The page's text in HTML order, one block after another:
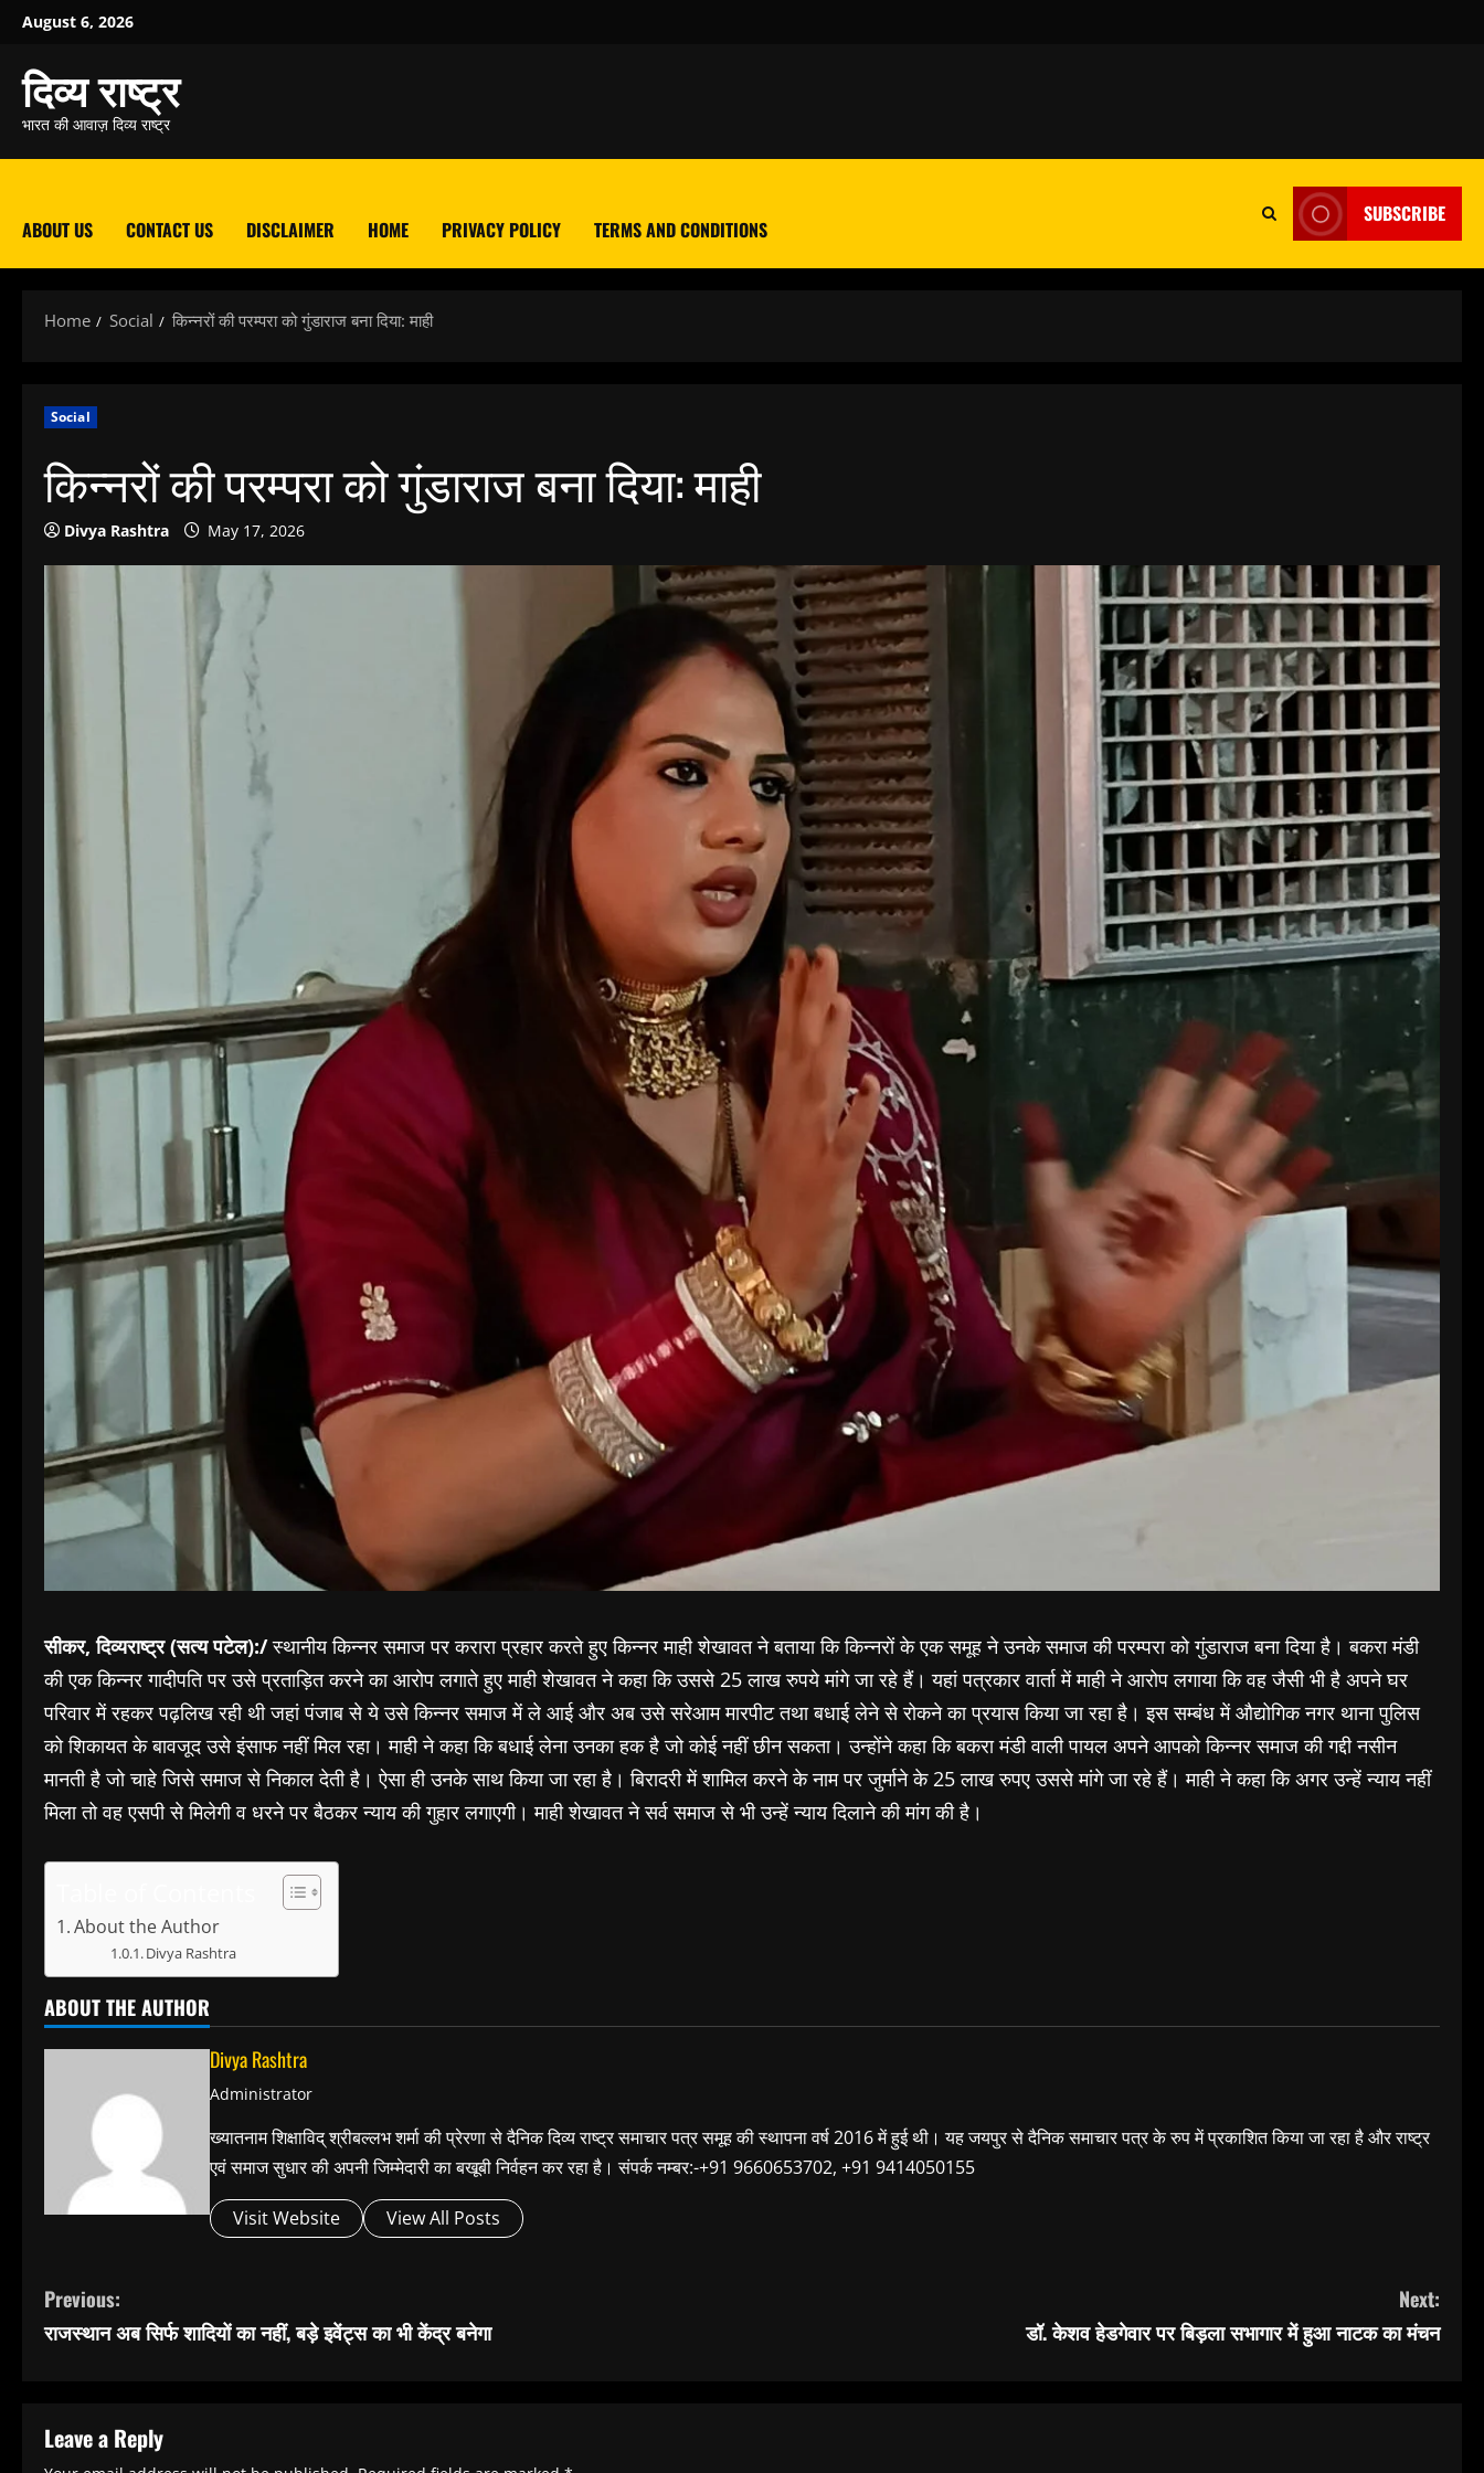
SkipAugust 6, 2026
दिव्य राष्ट्र
भारत की आवाज़ दिव्य राष्ट्र
ABOUT US CONTACT US DISCLAIMER HOME PRIVACY POLICY TERMS AND CONDITIONS
SUBSCRIBE
Home Social किन्नरों की परम्परा को गुंडाराज बना दिया: माही
Social
किन्नरों की परम्परा को गुंडाराज बना दिया: माही
Divya Rashtra May 17, 2026
सीकर, दिव्यराष्ट्र (सत्य पटेल):/स्थानीय किन्नर समाज पर करारा प्रहार करते हुए किन्नर माही शेखावत ने बताया कि किन्नरों के एक समूह ने उनके समाज की परम्परा को गुंडाराज बना दिया है। बकरा मंडी
की एक किन्नर गादीपति पर उसे प्रताड़ित करने का आरोप लगाते हुए माही शेखावत ने कहा कि उससे 25 लाख रुपये मांगे जा रहे हैं। यहां पत्रकार वार्ता में माही ने आरोप लगाया कि वह जैसी भी है अपने घर
परिवार में रहकर पढ़लिख रही थी जहां पंजाब से ये उसे किन्नर समाज में ले आई और अब उसे सरेआम मारपीट तथा बधाई लेने से रोकने का प्रयास किया जा रहा है। इस सम्बंध में औद्योगिक नगर थाना पुलिस
को शिकायत के बावजूद उसे इंसाफ नहीं मिल रहा। माही ने कहा कि बधाई लेना उनका हक है जो कोई नहीं छीन सकता। उन्होंने कहा कि बकरा मंडी वाली पायल अपने आपको किन्नर समाज की गद्दी नसीन
मानती है जो चाहे जिसे समाज से निकाल देती है। ऐसा ही उनके साथ किया जा रहा है। बिरादरी में शामिल करने के नाम पर जुर्माने के 25 लाख रुपए उससे मांगे जा रहे हैं। माही ने कहा कि अगर उन्हें न्याय नहीं
मिला तो वह एसपी से मिलेगी व धरने पर बैठकर न्याय की गुहार लगाएगी। माही शेखावत ने सर्व समाज से भी उन्हें न्याय दिलाने की मांग की है।
About the Author
Divya Rashtra
ABOUT THE AUTHOR
Divya Rashtra
Administrator
ख्यातनाम शिक्षाविद् श्रीबल्लभ शर्मा की प्रेरणा से दैनिक दिव्य राष्ट्र समाचार पत्र समूह की स्थापना वर्ष 2016 में हुई थी। यह जयपुर से दैनिक समाचार पत्र के रुप में प्रकाशित किया जा रहा है और राष्ट्र
एवं समाज सुधार की अपनी जिम्मेदारी का बखूबी निर्वहन कर रहा है। संपर्क नम्बर:-+91 9660653702, +91 9414050155
Visit Website View All Posts
C
o
i
Previous:
राजस्थान अब सिर्फ शादियों का नहीं, बड़े इवेंट्स का भी केंद्र बनेगा
Next:
डॉ. केशव हेडगेवार पर बिड़ला सभागार में हुआ नाटक का मंचन
Leave a Reply